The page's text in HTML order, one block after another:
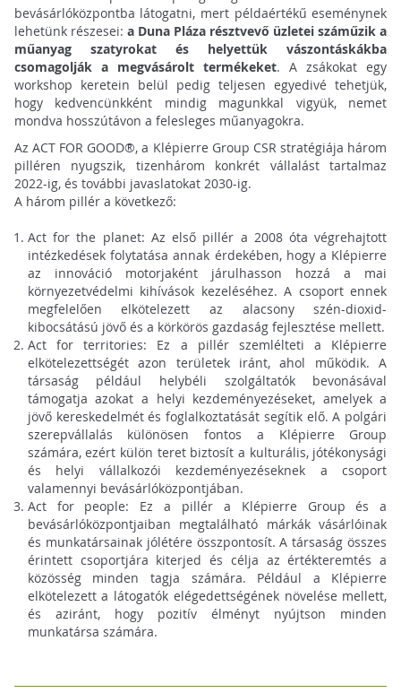
bevásárlóközpontba látogatni, mert példaértékű eseménynek
lehetünk részesei: a Duna Pláza résztvevő üzletei száműzik a
műanyag szatyrokat és helyettük vászontáskákba
csomagolják a megvásárolt termékeket. A zsákokat egy
workshop keretein belül pedig teljesen egyedivé tehetjük,
hogy kedvencünkként mindig magunkkal vigyük, nemet
mondva hosszútávon a felesleges műanyagokra.
Az ACT FOR GOOD®, a Klépierre Group CSR stratégiája három
pilléren nyugszik, tizenhárom konkrét vállalást tartalmaz
2022-ig, és további javaslatokat 2030-ig.
A három pillér a következő:
Act for the planet: Az első pillér a 2008 óta végrehajtott
intézkedések folytatása annak érdekében, hogy a Klépierre
az innováció motorjaként járulhasson hozzá a mai
környezetvédelmi kihívások kezeléséhez. A csoport ennek
megfelelően elkötelezett az alacsony szén-dioxid-
kibocsátású jövő és a körkörös gazdaság fejlesztése mellett.
Act for territories: Ez a pillér szemlélteti a Klépierre
elkötelezettségét azon területek iránt, ahol működik. A
társaság például helybéli szolgáltatók bevonásával
támogatja azokat a helyi kezdeményezéseket, amelyek a
jövő kereskedelmét és foglalkoztatását segítik elő. A polgári
szerepvállalás különösen fontos a Klépierre Group
számára, ezért külön teret biztosít a kulturális, jótékonysági
és helyi vállalkozói kezdeményezéseknek a csoport
valamennyi bevásárlóközpontjában.
Act for people: Ez a pillér a Klépierre Group és a
bevásárlóközpontjaiban megtalálható márkák vásárlóinak
és munkatársainak jólétére összpontosít. A társaság összes
érintett csoportjára kiterjed és célja az értékteremtés a
közösség minden tagja számára. Például a Klépierre
elkötelezett a látogatók elégedettségének növelése mellett,
és aziránt, hogy pozitív élményt nyújtson minden
munkatársa számára.